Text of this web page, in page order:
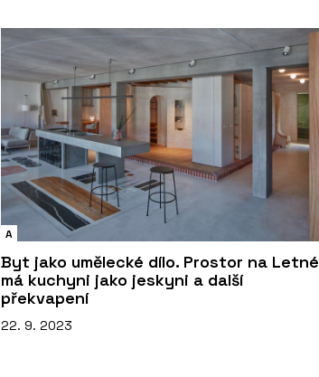
A
Byt jako umělecké dílo. Prostor na Letné
má kuchyni jako jeskyni a další
překvapení
22. 9. 2023